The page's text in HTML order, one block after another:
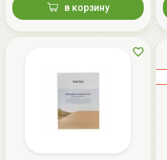
в корзину